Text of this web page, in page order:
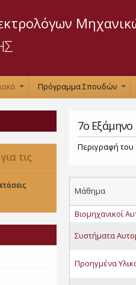
Πρόγραμμα Σπουδών
τις
2021.
7ο Εξάμηνο
Περιγραφή
Μάθημα
Βιομηχανικοί
Συστήματα
Προηγμένα